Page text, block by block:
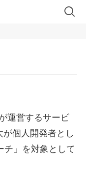
運営するサービ
個人開発者とし
チ」を対象として